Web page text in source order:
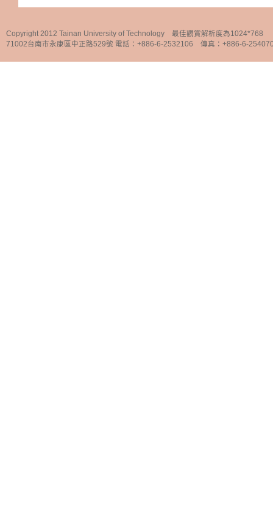
Copyright 2012 Tainan University of Technology 最佳觀賞解析度為1024*768
71002台南市永康區中正路529號 電話：+886-6-2532106 傳真：+886-6-